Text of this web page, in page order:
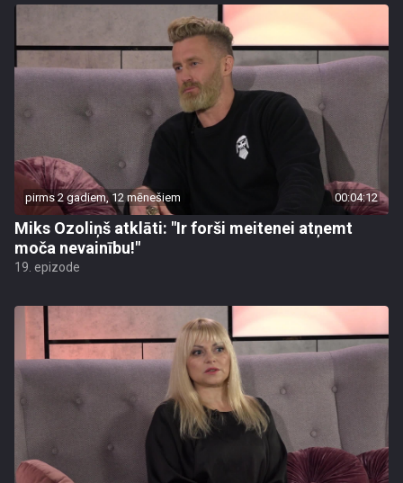
pirms 2 gadiem, 12 mēnešiem 00:04:12
Miks Ozoliņš atklāti: "Ir forši meitenei atņemt
moča nevainību!"
19. epizode